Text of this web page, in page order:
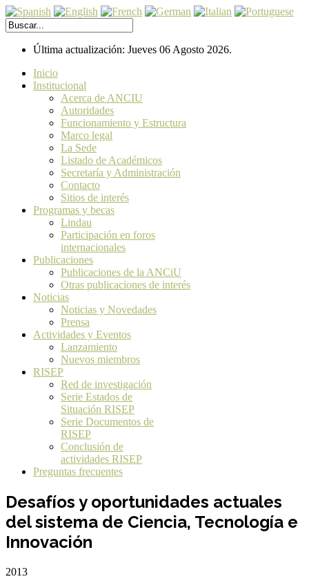
Última actualización: Jueves 06 Agosto 2026.
Inicio
Institucional
Acerca de ANCIU
Autoridades
Funcionamiento y Estructura
Marco legal
La Sede
Listado de Académicos
Secretaría y Administración
Contacto
Sitios de interés
Programas y becas
Lindau
Participación en foros
internacionales
Publicaciones
Publicaciones de la ANCiU
Otras publicaciones de interés
Noticias
Noticias y Novedades
Prensa
Actividades y Eventos
Lanzamiento
Nuevos miembros
RISEP
Red de investigación
Serie Estados de
Situación RISEP
Serie Documentos de
RISEP
Conclusión de
actividades RISEP
Preguntas frecuentes
Desafíos y oportunidades actuales
del sistema de Ciencia, Tecnología e
Innovación
2013